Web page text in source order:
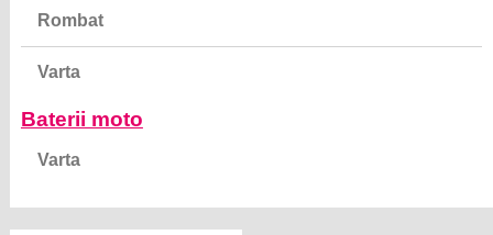
Rombat
Varta
Baterii moto
Varta